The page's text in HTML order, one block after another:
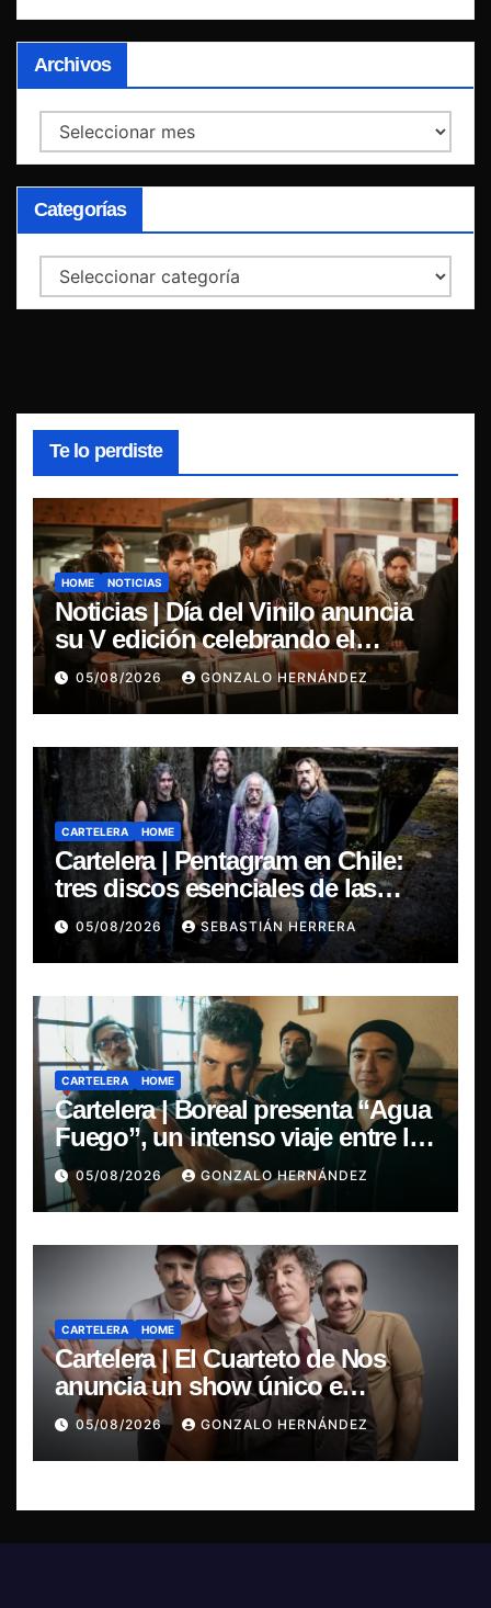
Archivos
Archivos
Categorías
Categorías
Te lo perdiste
HOME NOTICIAS
Noticias | Día del Vinilo anuncia
su V edición celebrando el
regreso del 7″ fabricado en Chile
05/08/2026 GONZALO HERNÁNDEZ
CARTELERA HOME
Cartelera | Pentagram en Chile:
tres discos esenciales de las
leyendas del doom
05/08/2026 SEBASTIÁN HERRERA
CARTELERA HOME
Cartelera | Boreal presenta “Agua
Fuego”, un intenso viaje entre la
pasión y la desilusión
05/08/2026 GONZALO HERNÁNDEZ
CARTELERA HOME
Cartelera | El Cuarteto de Nos
anuncia un show único e
irrepetible en el Movistar Arena
05/08/2026 GONZALO HERNÁNDEZ